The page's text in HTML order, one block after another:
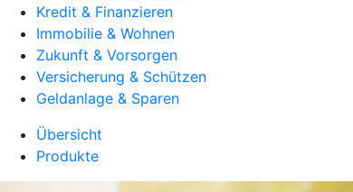
Kredit & Finanzieren
Immobilie & Wohnen
Zukunft & Vorsorgen
Versicherung & Schützen
Geldanlage & Sparen
Übersicht
Produkte